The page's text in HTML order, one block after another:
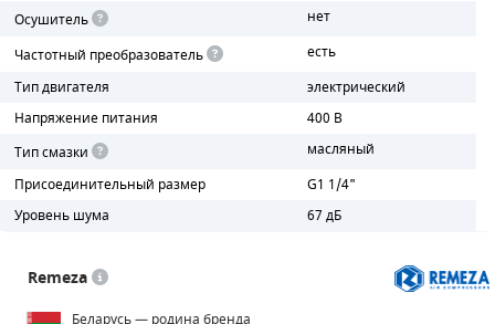
Осушитель
нет
Частотный преобразователь
есть
Тип двигателя
электрический
Напряжение питания
400 В
Тип смазки
масляный
Присоединительный размер
G1 1/4"
Уровень шума
67 дБ
Remeza
Беларусь — родина бренда
ДЕТАЛИ НАСОСНОЙ ЧАСТИ
ДЕТАЛИ ПОГРУЖНЫХ НАСОСОВ
ШЛАНГИ ДЛЯ МОТОПОМП
ДЛЯ ВАКУУМНЫХ НАСОСОВ